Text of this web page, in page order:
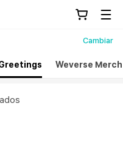
Cambiar
Weverse Merch